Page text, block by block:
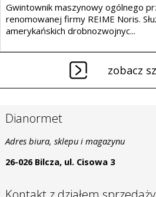
Gwintownik maszynowy ogólnego
renomowanej firmy REIME Noris.
amerykańskich drobnozwojnyc...
zobacz
Dianormet
Adres biura, sklepu i magazynu
26-026 Bilcza, ul. Cisowa 3